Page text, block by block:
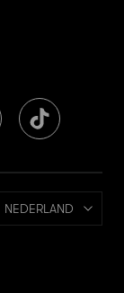
NEDERLAND